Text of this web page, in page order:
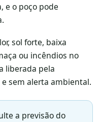
e o poço pode
sol forte, baixa
ou incêndios no
liberada pela
sem alerta ambiental.
a previsão do